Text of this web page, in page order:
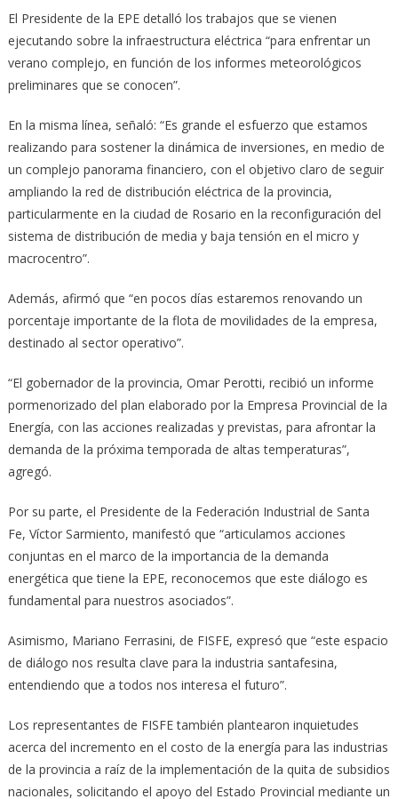
El Presidente de la EPE detalló los trabajos que se vienen
ejecutando sobre la infraestructura eléctrica “para enfrentar un
verano complejo, en función de los informes meteorológicos
preliminares que se conocen”.
En la misma línea, señaló: “Es grande el esfuerzo que estamos
realizando para sostener la dinámica de inversiones, en medio de
un complejo panorama financiero, con el objetivo claro de seguir
ampliando la red de distribución eléctrica de la provincia,
particularmente en la ciudad de Rosario en la reconfiguración del
sistema de distribución de media y baja tensión en el micro y
macrocentro”.
Además, afirmó que “en pocos días estaremos renovando un
porcentaje importante de la flota de movilidades de la empresa,
destinado al sector operativo”.
“El gobernador de la provincia, Omar Perotti, recibió un informe
pormenorizado del plan elaborado por la Empresa Provincial de la
Energía, con las acciones realizadas y previstas, para afrontar la
demanda de la próxima temporada de altas temperaturas”,
agregó.
Por su parte, el Presidente de la Federación Industrial de Santa
Fe, Víctor Sarmiento, manifestó que “articulamos acciones
conjuntas en el marco de la importancia de la demanda
energética que tiene la EPE, reconocemos que este diálogo es
fundamental para nuestros asociados”.
Asimismo, Mariano Ferrasini, de FISFE, expresó que “este espacio
de diálogo nos resulta clave para la industria santafesina,
entendiendo que a todos nos interesa el futuro”.
Los representantes de FISFE también plantearon inquietudes
acerca del incremento en el costo de la energía para las industrias
de la provincia a raíz de la implementación de la quita de subsidios
nacionales, solicitando el apoyo del Estado Provincial mediante un